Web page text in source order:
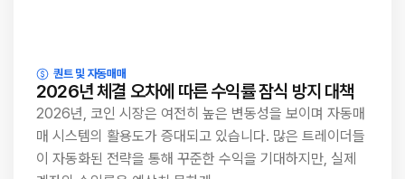
퀀트 및 자동매매
2026년 체결 오차에 따른 수익률 잠식 방지 대책
2026년, 코인 시장은 여전히 높은 변동성을 보이며 자동매
매 시스템의 활용도가 증대되고 있습니다. 많은 트레이더들
이 자동화된 전략을 통해 꾸준한 수익을 기대하지만, 실제